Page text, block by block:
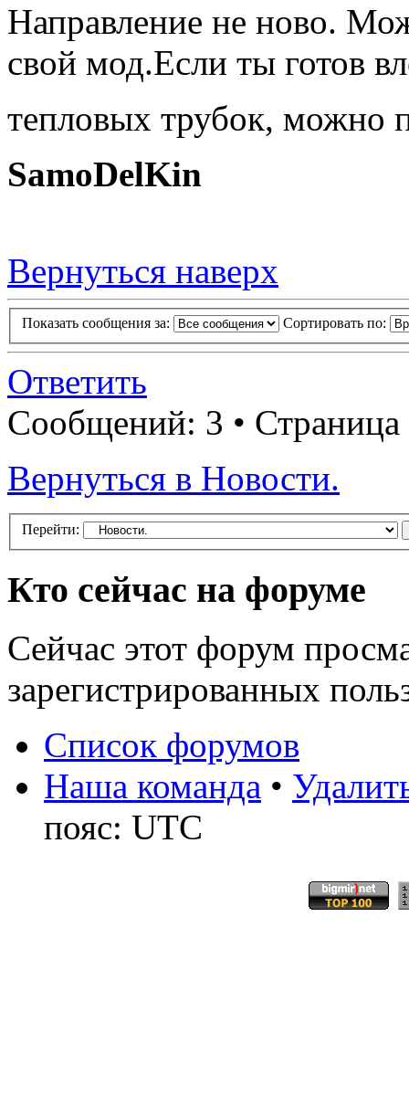
Направление не ново.
свой мод.Если ты готов
тепловых трубок, можно
SamoDelKin
Вернуться наверх
Показать сообщения за: Сортировать по:
Ответить
Сообщений: 3 • Страница
Вернуться в Новости.
Перейти:
Кто сейчас на форуме
Сейчас этот форум
зарегистрированных
Список форумов
Наша команда •
пояс: UTC